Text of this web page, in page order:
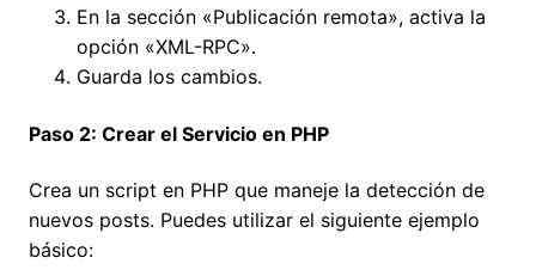
En la sección «Publicación remota», activa la
opción «XML-RPC».
Guarda los cambios.
Paso 2: Crear el Servicio en PHP
Crea un script en PHP que maneje la detección de
nuevos posts. Puedes utilizar el siguiente ejemplo
básico: